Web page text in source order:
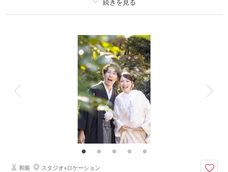
新婦衣装1着
ヘアメイク
データ 50 カット
会食
家族用衣装レンタル
その他含むもの
当館の7000坪の敷地内での撮影だから人目が気にならないロケーションフ
和装 スタジオ+ロケーション